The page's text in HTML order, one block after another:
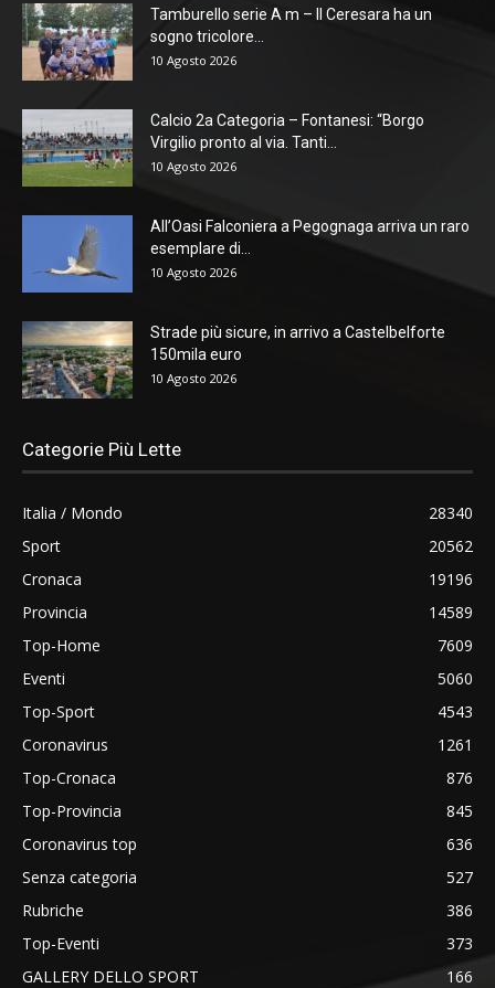
Tamburello serie A m – Il Ceresara ha un
sogno tricolore...
10 Agosto 2026
Calcio 2a Categoria – Fontanesi: “Borgo
Virgilio pronto al via. Tanti...
10 Agosto 2026
All’Oasi Falconiera a Pegognaga arriva un raro
esemplare di...
10 Agosto 2026
Strade più sicure, in arrivo a Castelbelforte
150mila euro
10 Agosto 2026
Categorie Più Lette
Italia / Mondo
28340
Sport
20562
Cronaca
19196
Provincia
14589
Top-Home
7609
Eventi
5060
Top-Sport
4543
Coronavirus
1261
Top-Cronaca
876
Top-Provincia
845
Coronavirus top
636
Senza categoria
527
Rubriche
386
Top-Eventi
373
GALLERY DELLO SPORT
166